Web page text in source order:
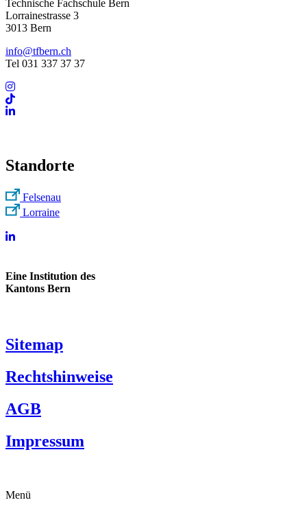
Technische Fachschule Bern
Lorrainestrasse 3
3013 Bern
info@tfbern.ch
Tel 031 337 37 37
Standorte
Felsenau
Lorraine
Eine Institution des
Kantons Bern
Sitemap
Rechtshinweise
AGB
Impressum
Menü